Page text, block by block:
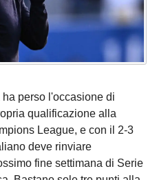
perso l'occasione di
qualificazione alla
League, e con il 2-3
deve rinviare
fine settimana di Serie